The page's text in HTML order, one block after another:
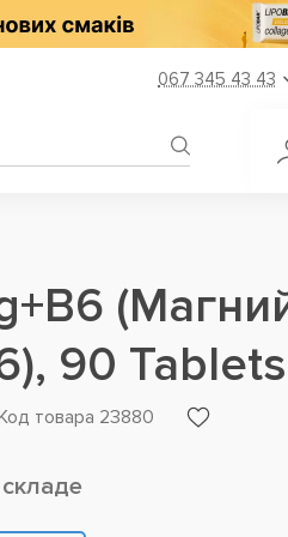
067 345 43 43
90 Tablets
товара 23880